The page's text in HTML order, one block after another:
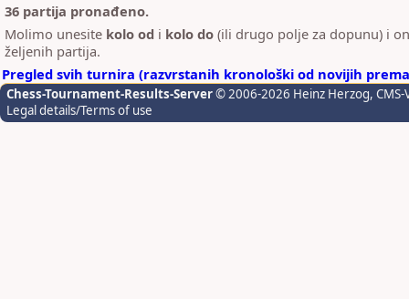
36 partija pronađeno.
Molimo unesite kolo od i kolo do (ili drugo polje za dopunu) i
željenih partija.
Pregled svih turnira (razvrstanih kronološki od novijih
Chess-Tournament-Results-Server© 2006-2026 Heinz Herzog,
Legal details/Terms of use